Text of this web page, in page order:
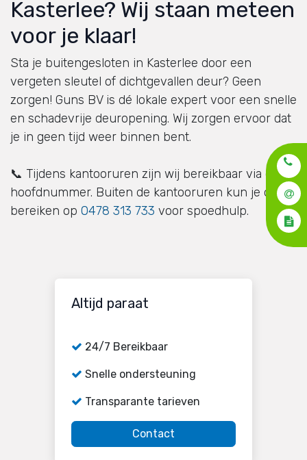
Kasterlee? Wij staan meteen
voor je klaar!
Sta je buitengesloten in Kasterlee door een
vergeten sleutel of dichtgevallen deur? Geen
zorgen! Guns BV is dé lokale expert voor een snelle
en schadevrije deuropening. Wij zorgen ervoor dat
je in geen tijd weer binnen bent.
📞 Tijdens kantooruren zijn wij bereikbaar via ons
hoofdnummer. Buiten de kantooruren kun je ons
bereiken op 0478 313 733 voor spoedhulp.
Altijd paraat
24/7 Bereikbaar
Snelle ondersteuning
Transparante tarieven
Contact